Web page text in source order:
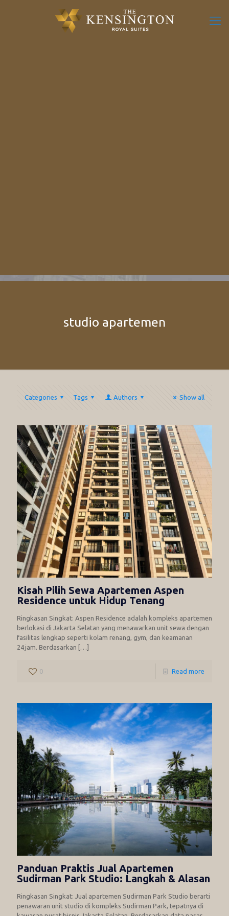
studio apartemen
Categories Tags Authors Show all
Kisah Pilih Sewa Apartemen Aspen
Residence untuk Hidup Tenang
Ringkasan Singkat: Aspen Residence adalah kompleks apartemen
berlokasi di Jakarta Selatan yang menawarkan unit sewa dengan
fasilitas lengkap seperti kolam renang, gym, dan keamanan
24 jam. Berdasarkan […]
0 Read more
Panduan Praktis Jual Apartemen
Sudirman Park Studio: Langkah & Alasan
Ringkasan Singkat: Jual apartemen Sudirman Park Studio berarti
penawaran unit studio di kompleks Sudirman Park, tepatnya di